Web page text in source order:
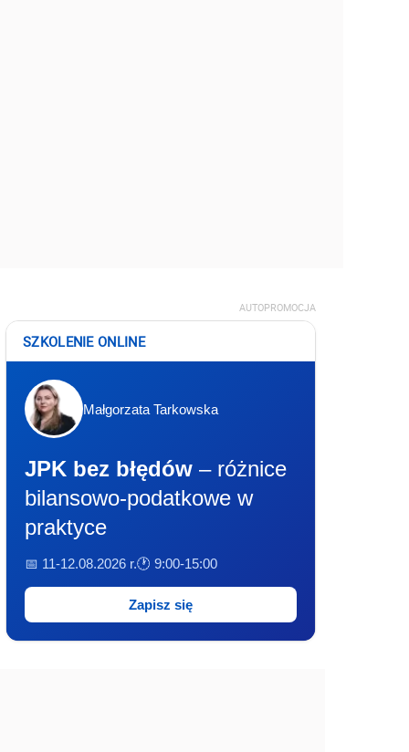
AUTOPROMOCJA
SZKOLENIE ONLINE
Małgorzata Tarkowska
JPK bez błędów – różnice
bilansowo-podatkowe w
praktyce
📅 11-12.08.2026 r.🕐 9:00-15:00
Zapisz się